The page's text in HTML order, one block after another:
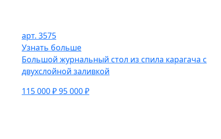
арт. 3575
Узнать больше
Большой журнальный стол из спила карагача с
двухслойной заливкой
115 000 ₽95 000 ₽